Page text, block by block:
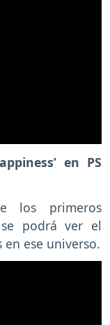
en PS
los primeros
podrá ver el
ese universo.